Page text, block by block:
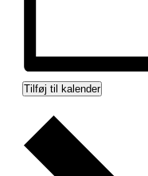
Tilføj til kalender